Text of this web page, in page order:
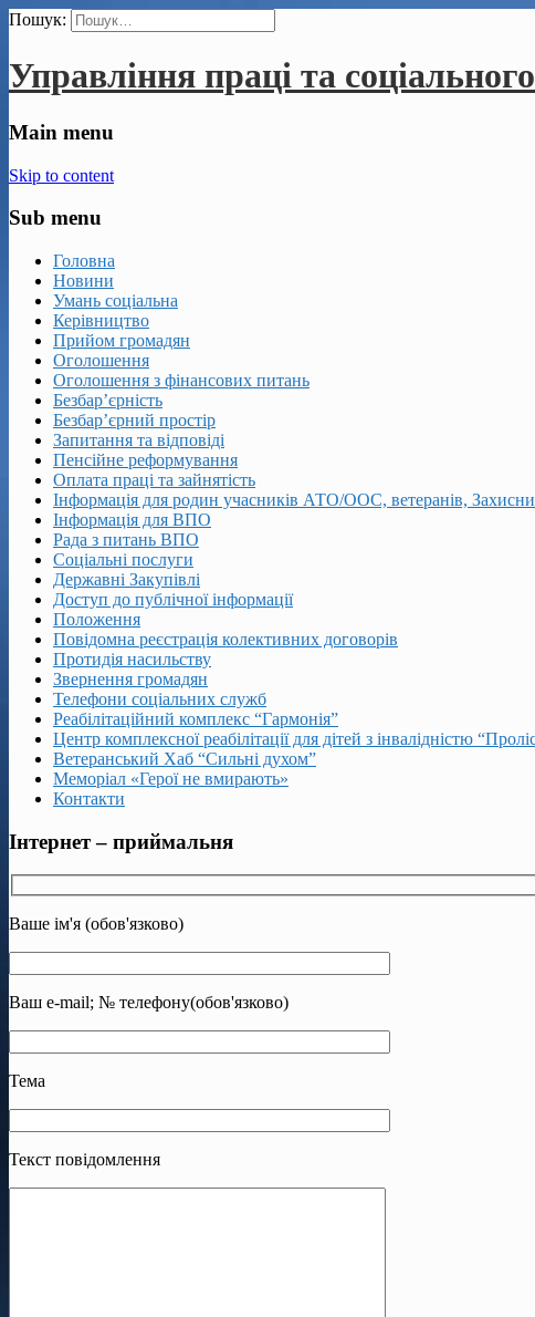
Пошук:
Управління праці та
Main menu
Skip to content
Sub menu
Головна
Новини
Умань соціальна
Керівництво
Прийом громадян
Оголошення
Оголошення з фінансових питань
Безбар’єрність
Безбар’єрний простір
Запитання та відповіді
Пенсійне реформування
Оплата праці та зайнятість
Інформація для родин учасників АТО/ООС, ветеранів,
Інформація для ВПО
Рада з питань ВПО
Соціальні послуги
Державні Закупівлі
Доступ до публічної інформації
Положення
Повідомна реєстрація колективних договорів
Протидія насильству
Звернення громадян
Телефони соціальних служб
Реабілітаційний комплекс “Гармонія”
Центр комплексної реабілітації для дітей з інвалідністю
Ветеранський Хаб “Сильні духом”
Меморіал «Герої не вмирають»
Контакти
Інтернет – приймальня
Ваше ім'я (обов'язково)
Ваш e-mail; № телефону(обов'язково)
Тема
Текст повідомлення